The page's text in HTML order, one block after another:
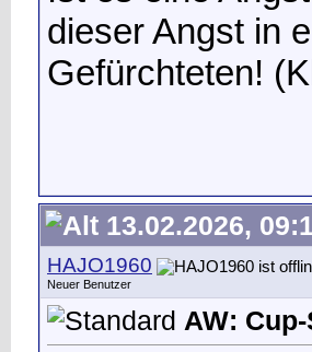
dieser Angst in
Gefürchteten!
13.02.2026,
HAJO1960
Neuer Benutzer
AW: